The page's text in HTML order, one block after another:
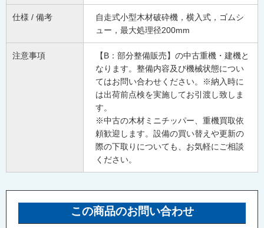
仕様 / 備考
自走式小型木材破砕機，横入式，ゴムシ
ュー，最大処理径200mm
注意事項
【B：部分整備販売】の中古重機・建機と
なります。整備内容及び機械状態につい
てはお問い合わせください。※納入時に
は出荷前点検を実施してお引渡し致しま
す。
※中古の木材ミニチッパー、重機買取依
頼歓迎します。設備の買い替えや更新の
際の下取りについても、お気軽にご相談
ください。
この商品のお問い合わせ